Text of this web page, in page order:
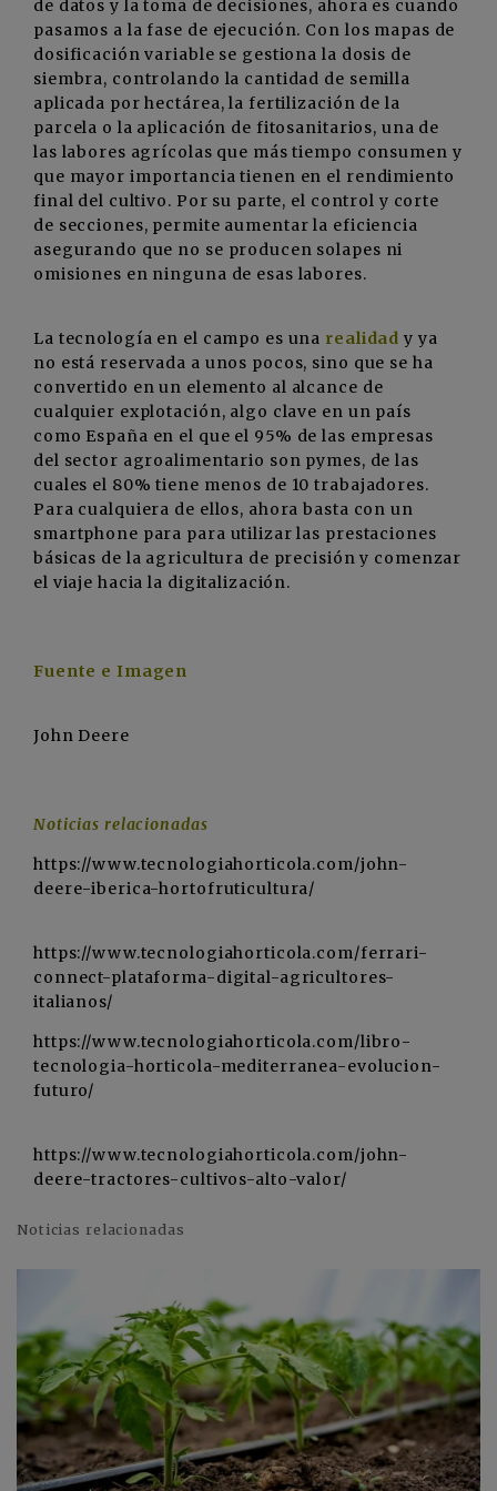
de datos y la toma de decisiones, ahora es cuando
pasamos a la fase de ejecución. Con los mapas de
dosificación variable se gestiona la dosis de
siembra, controlando la cantidad de semilla
aplicada por hectárea, la fertilización de la
parcela o la aplicación de fitosanitarios, una de
las labores agrícolas que más tiempo consumen y
que mayor importancia tienen en el rendimiento
final del cultivo. Por su parte, el control y corte
de secciones, permite aumentar la eficiencia
asegurando que no se producen solapes ni
omisiones en ninguna de esas labores.
La tecnología en el campo es una realidad y ya
no está reservada a unos pocos, sino que se ha
convertido en un elemento al alcance de
cualquier explotación, algo clave en un país
como España en el que el 95% de las empresas
del sector agroalimentario son pymes, de las
cuales el 80% tiene menos de 10 trabajadores.
Para cualquiera de ellos, ahora basta con un
smartphone para para utilizar las prestaciones
básicas de la agricultura de precisión y comenzar
el viaje hacia la digitalización.
Fuente e Imagen
John Deere
Noticias relacionadas
https://www.tecnologiahorticola.com/john-
deere-iberica-hortofruticultura/
https://www.tecnologiahorticola.com/ferrari-
connect-plataforma-digital-agricultores-
italianos/
https://www.tecnologiahorticola.com/libro-
tecnologia-horticola-mediterranea-evolucion-
futuro/
https://www.tecnologiahorticola.com/john-
deere-tractores-cultivos-alto-valor/
Noticias relacionadas